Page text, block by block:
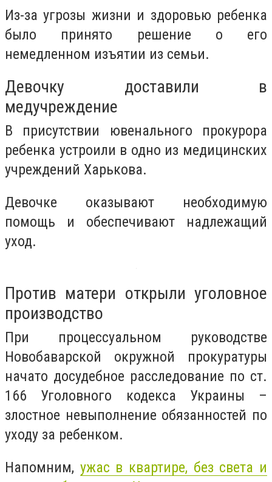
Из-за угрозы жизни и здоровью ребенка
было принято решение о его
немедленном изъятии из семьи.
Девочку доставили в
медучреждение
В присутствии ювенального прокурора
ребенка устроили в одно из медицинских
учреждений Харькова.
Девочке оказывают необходимую
помощь и обеспечивают надлежащий
уход.
Против матери открыли уголовное
производство
При процессуальном руководстве
Новобаварской окружной прокуратуры
начато досудебное расследование по ст.
166 Уголовного кодекса Украины –
злостное невыполнение обязанностей по
уходу за ребенком.
Напомним, ужас в квартире, без света и